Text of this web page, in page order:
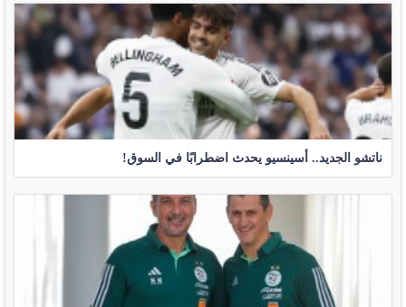
ناتشو الجديد.. أسينسيو يحدث اضطرابًا في السوق!